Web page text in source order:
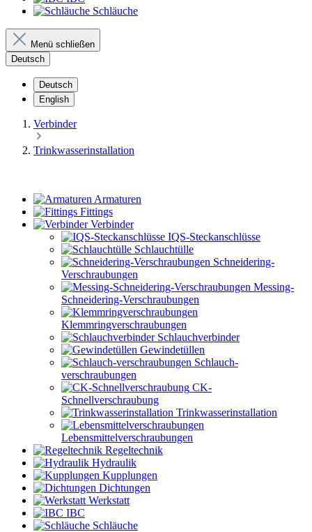
Schläuche
Menü schließen
Deutsch
Deutsch
English
Verbinder
Trinkwasser­installation
Armaturen
Fittings
Verbinder
IQS-Steckanschlüsse
Schlauchtülle
Schneidering-
Verschraubungen
Messing-
Schneidering-Verschraubungen
Klemmringverschraubungen
Schlauchverbinder
Gewindetüllen
Schlauch-
verschraubungen
CK-
Schnellverschraubung
Trinkwasser­installation
Lebensmittelverschraubungen
Regeltechnik
Hydraulik
Kupplungen
Dichtungen
Werkstatt
IBC
Schläuche